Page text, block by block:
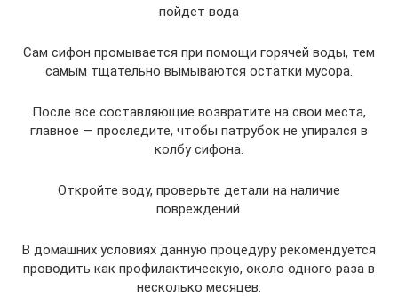
пойдет вода
Сам сифон промывается при помощи горячей воды, тем
самым тщательно вымываются остатки мусора.
После все составляющие возвратите на свои места,
главное — проследите, чтобы патрубок не упирался в
колбу сифона.
Откройте воду, проверьте детали на наличие
повреждений.
В домашних условиях данную процедуру рекомендуется
проводить как профилактическую, около одного раза в
несколько месяцев.